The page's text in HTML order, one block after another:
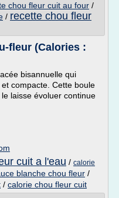
chou fleur cuit au four /
/ recette chou fleur
fleur (Calories :
bisannuelle qui
compacte. Cette boule
laisse évoluer continue
cuit a l'eau / calorie
blanche chou fleur /
/ calorie chou fleur cuit